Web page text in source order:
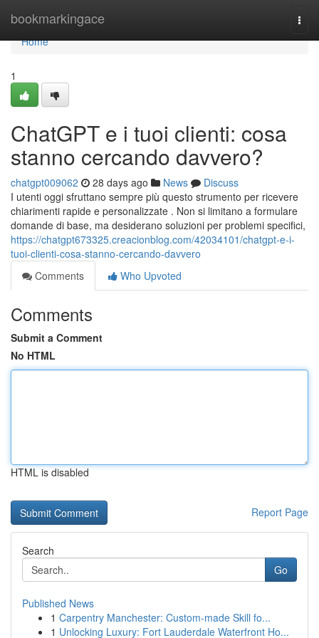
bookmarkingace
Home
Home
1
ChatGPT e i tuoi clienti: cosa
stanno cercando davvero?
chatgpt009062 28 days ago News
Discuss
I utenti oggi sfruttano sempre più questo strumento per ricevere
chiarimenti rapide e personalizzate . Non si limitano a formulare
domande di base, ma desiderano soluzioni per problemi specifici,
https://chatgpt673325.creacionblog.com/42034101/chatgpt-e-i-
tuoi-clienti-cosa-stanno-cercando-davvero
Comments
Who Upvoted
Comments
Submit a Comment
No HTML
HTML is disabled
Report Page
Search
Go
Published News
1 Carpentry Manchester: Custom-made Skill fo...
1 Unlocking Luxury: Fort Lauderdale Waterfront Ho...